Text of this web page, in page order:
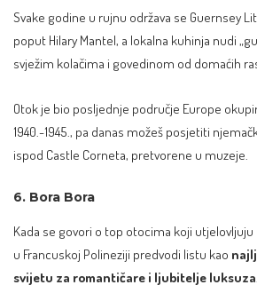
Svake godine u rujnu održava se Guernsey
poput Hilary Mantel, a lokalna kuhinja nudi
svježim kolačima i govedinom od domaćih
Otok je bio posljednje područje Europe
1940.-1945., pa danas možeš posjetiti
ispod Castle Corneta, pretvorene u muzeje.
6. Bora Bora
Kada se govori o top otocima koji utjelovljuju
u Francuskoj Polineziji predvodi listu kao
svijetu za romantičare i ljubitelje luksuza